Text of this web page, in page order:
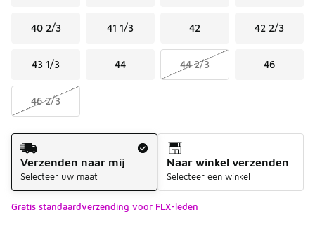
40 2/3 41 1/3 42 42 2/3
43 1/3 44 44 2/3 46
46 2/3
Verzendmethode
Verzenden naar mij
Selecteer uw maat
Naar winkel verzenden
Selecteer een winkel
Gratis standaardverzending voor FLX-leden